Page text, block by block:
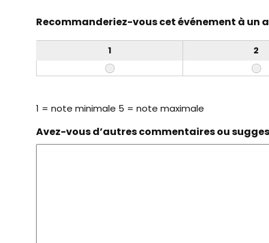
Recommanderiez-vous cet événement à un
1 2
1 = note minimale 5 = note maximale
Avez-vous d’autres commentaires ou